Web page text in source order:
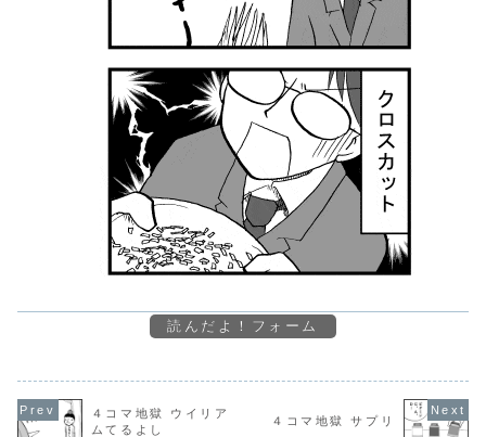
読んだよ！フォーム
４コマ地獄 ウイリア
ムてるよし
４コマ地獄 サプリ